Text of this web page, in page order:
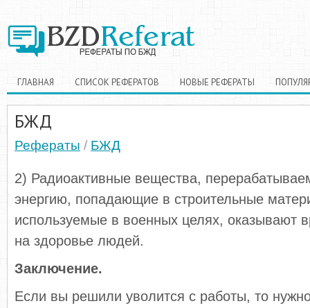
ГЛАВНАЯ СПИСОК РЕФЕРАТОВ НОВЫЕ РЕФЕРАТЫ
БЖД
Рефераты / БЖД
2) Радиоактивные вещества,
энергию, попадающие в строительные
используемые в военных целях, оказывают
на здоровье людей.
Заключение.
Если вы решили уволится с работы, то